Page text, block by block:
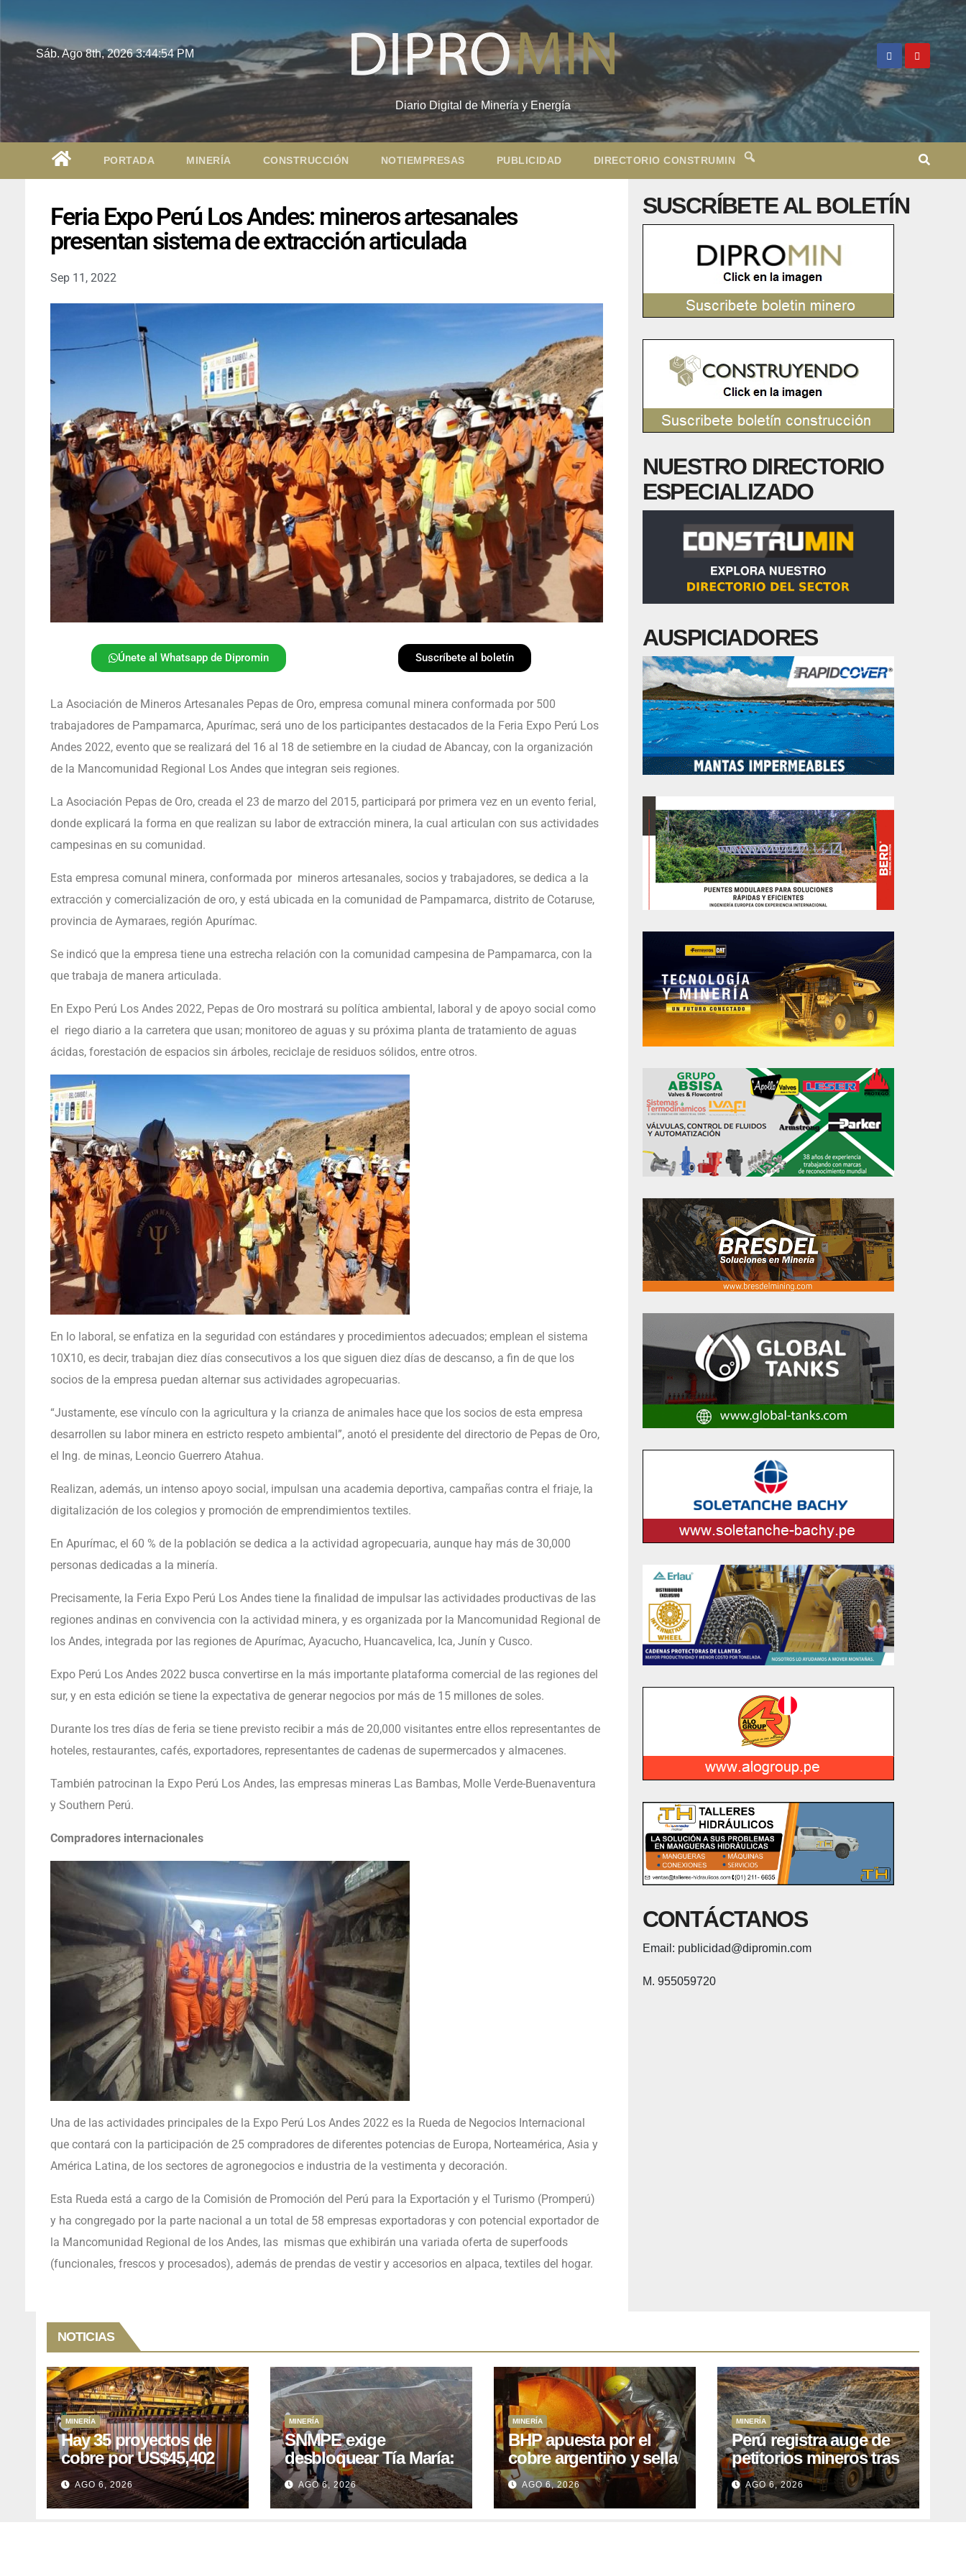
Sáb. Ago 8th, 20263:44:55 PM
Diario Digital de Minería y Energía
PORTADA MINERÍA CONSTRUCCIÓN NOTIEMPRESAS PUBLICIDAD DIRECTORIO CONSTRUMIN
Feria Expo Perú Los Andes: mineros artesanales
presentan sistema de extracción articulada
Sep 11, 2022
Únete al Whatsapp de Dipromin Suscríbete al boletín
La Asociación de Mineros Artesanales Pepas de Oro, empresa comunal minera conformada por 500
trabajadores de Pampamarca, Apurímac, será uno de los participantes destacados de la Feria Expo Perú Los
Andes 2022, evento que se realizará del 16 al 18 de setiembre en la ciudad de Abancay, con la organización
de la Mancomunidad Regional Los Andes que integran seis regiones.
La Asociación Pepas de Oro, creada el 23 de marzo del 2015, participará por primera vez en un evento ferial,
donde explicará la forma en que realizan su labor de extracción minera, la cual articulan con sus actividades
campesinas en su comunidad.
Esta empresa comunal minera, conformada por mineros artesanales, socios y trabajadores, se dedica a la
extracción y comercialización de oro, y está ubicada en la comunidad de Pampamarca, distrito de Cotaruse,
provincia de Aymaraes, región Apurímac.
Se indicó que la empresa tiene una estrecha relación con la comunidad campesina de Pampamarca, con la
que trabaja de manera articulada.
En Expo Perú Los Andes 2022, Pepas de Oro mostrará su política ambiental, laboral y de apoyo social como
el riego diario a la carretera que usan; monitoreo de aguas y su próxima planta de tratamiento de aguas
ácidas, forestación de espacios sin árboles, reciclaje de residuos sólidos, entre otros.
En lo laboral, se enfatiza en la seguridad con estándares y procedimientos adecuados; emplean el sistema
10X10, es decir, trabajan diez días consecutivos a los que siguen diez días de descanso, a fin de que los
socios de la empresa puedan alternar sus actividades agropecuarias.
“Justamente, ese vínculo con la agricultura y la crianza de animales hace que los socios de esta empresa
desarrollen su labor minera en estricto respeto ambiental”, anotó el presidente del directorio de Pepas de Oro,
el Ing. de minas, Leoncio Guerrero Atahua.
Realizan, además, un intenso apoyo social, impulsan una academia deportiva, campañas contra el friaje, la
digitalización de los colegios y promoción de emprendimientos textiles.
En Apurímac, el 60 % de la población se dedica a la actividad agropecuaria, aunque hay más de 30,000
personas dedicadas a la minería.
Precisamente, la Feria Expo Perú Los Andes tiene la finalidad de impulsar las actividades productivas de las
regiones andinas en convivencia con la actividad minera, y es organizada por la Mancomunidad Regional de
los Andes, integrada por las regiones de Apurímac, Ayacucho, Huancavelica, Ica, Junín y Cusco.
Expo Perú Los Andes 2022 busca convertirse en la más importante plataforma comercial de las regiones del
sur, y en esta edición se tiene la expectativa de generar negocios por más de 15 millones de soles.
Durante los tres días de feria se tiene previsto recibir a más de 20,000 visitantes entre ellos representantes de
hoteles, restaurantes, cafés, exportadores, representantes de cadenas de supermercados y almacenes.
También patrocinan la Expo Perú Los Andes, las empresas mineras Las Bambas, Molle Verde-Buenaventura
y Southern Perú.
Compradores internacionales
Una de las actividades principales de la Expo Perú Los Andes 2022 es la Rueda de Negocios Internacional
que contará con la participación de 25 compradores de diferentes potencias de Europa, Norteamérica, Asia y
América Latina, de los sectores de agronegocios e industria de la vestimenta y decoración.
Esta Rueda está a cargo de la Comisión de Promoción del Perú para la Exportación y el Turismo (Promperú)
y ha congregado por la parte nacional a un total de 58 empresas exportadoras y con potencial exportador de
la Mancomunidad Regional de los Andes, las mismas que exhibirán una variada oferta de superfoods
(funcionales, frescos y procesados), además de prendas de vestir y accesorios en alpaca, textiles del hogar.
SUSCRÍBETE AL BOLETÍN
NUESTRO DIRECTORIO
ESPECIALIZADO
AUSPICIADORES
CONTÁCTANOS
Email: publicidad@dipromin.com
M. 955059720
NOTICIAS
MINERÍA
Hay 35 proyectos de
cobre por US$45,402
millones que Perú
puede aprovechar
AGO 6, 2026
MINERÍA
SNMPE exige
desbloquear Tía María:
el proyecto de
US$1.400M que Perú
lleva 15 años
AGO 6, 2026
MINERÍA
BHP apuesta por el
cobre argentino y sella
acuerdo con Kobrea
para siete proyecto
AGO 6, 2026
MINERÍA
Perú registra auge de
petitorios mineros tras
liberación de más de
mil concesiones para
explorar cobre y oro
AGO 6, 2026